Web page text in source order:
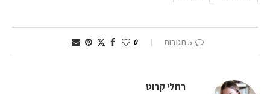
5 תגובות 0
רחלי קרוט